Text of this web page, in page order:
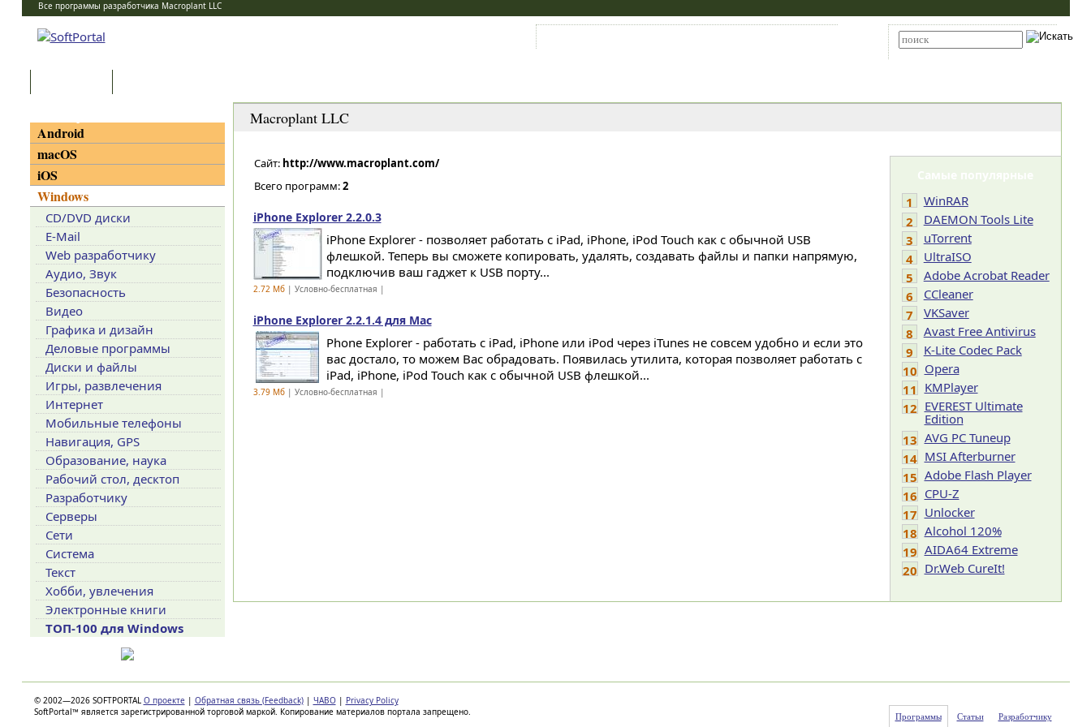
Все программы разработчика Macroplant LLC
Macroplant LLC
Сайт: http://www.macroplant.com/
Всего программ:2
iPhone Explorer 2.2.0.3
iPhone Explorer - позволяет работать с iPad, iPhone, iPod Touch как с обычной USB
флешкой. Теперь вы сможете копировать, удалять, создавать файлы и папки напрямую,
подключив ваш гаджет к USB порту...
2.72 Мб| Условно-бесплатная |
iPhone Explorer 2.2.1.4 для Mac
Phone Explorer - работать с iPad, iPhone или iPod через iTunes не совсем удобно и если это
вас достало, то можем Вас обрадовать. Появилась утилита, которая позволяет работать с
iPad, iPhone, iPod Touch как с обычной USB флешкой...
3.79 Мб| Условно-бесплатная |
Самые популярные
1
WinRAR
2
DAEMON Tools Lite
3
uTorrent
4
UltraISO
5
Adobe Acrobat Reader
6
CCleaner
7
VKSaver
8
Avast Free Antivirus
9
K-Lite Codec Pack
10 Opera
11 KMPlayer
12 EVEREST Ultimate
Edition
13 AVG PC Tuneup
14 MSI Afterburner
15 Adobe Flash Player
16 CPU-Z
17 Unlocker
18 Alcohol 120%
19 AIDA64 Extreme
20 Dr.Web CureIt!
Android
macOS
iOS
Windows
CD/DVD диски
E-Mail
Web разработчику
Аудио, Звук
Безопасность
Видео
Графика и дизайн
Деловые программы
Диски и файлы
Игры, развлечения
Интернет
Мобильные телефоны
Навигация, GPS
Образование, наука
Рабочий стол, десктоп
Разработчику
Серверы
Сети
Система
Текст
Хобби, увлечения
Электронные книги
ТОП-100 для Windows
© 2002—2026 SOFTPORTAL О проекте | Обратная связь (Feedback) | ЧАВО | Privacy Policy
SoftPortal™ является зарегистрированной торговой маркой. Копирование материалов портала запрещено.
Программы Статьи Разработчику